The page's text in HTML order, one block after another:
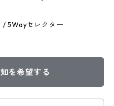
/ 5Wayセレクター
を希望する